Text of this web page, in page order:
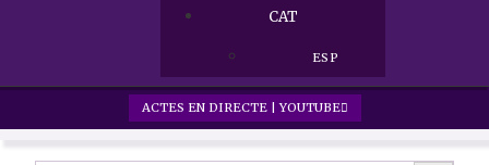
CAT
ESP
ACTES EN DIRECTE | YOUTUBE
Search